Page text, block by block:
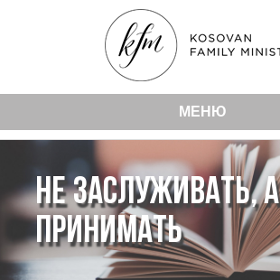
МЕНЮ
НЕ ЗАСЛУЖИВАТЬ, А
ПРИНИМАТЬ